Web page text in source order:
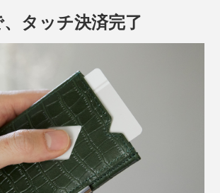
便を感じてがっかりした人も多いは
タッチ決済完了